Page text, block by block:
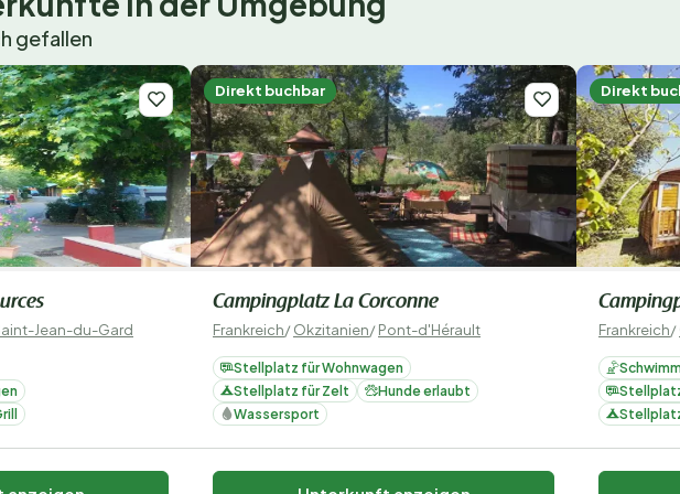
gefallen
Jean-du-Gard
Direkt buchbar
Campingplatz La Corconne
Frankreich/Okzitanien/Pont-d'Hérault
Stellplatz für Wohnwagen
Stellplatz für Zelt
Hunde erlaubt
Wassersport
Direkt
Frankreich/